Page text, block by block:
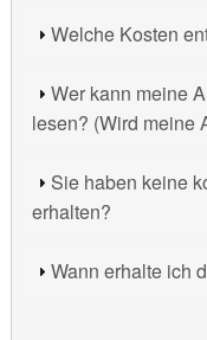
Welche Kosten
Wer kann meine
lesen? (Wird meine
Sie haben keine
erhalten?
Wann erhalte ich